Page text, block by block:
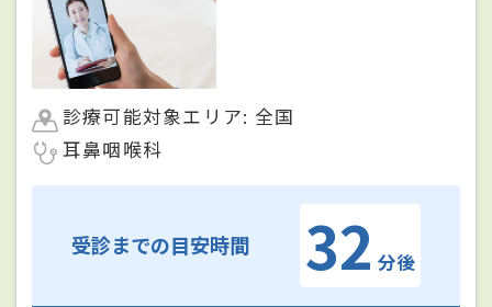
診療可能対象エリア: 全国
耳鼻咽喉科
受診までの目安時間 32 分後